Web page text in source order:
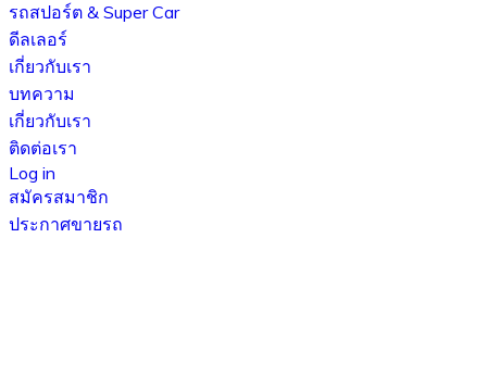
รถสปอร์ต & Super Car
ดีลเลอร์
เกี่ยวกับเรา
บทความ
เกี่ยวกับเรา
ติดต่อเรา
Log in
สมัครสมาชิก
ประกาศขายรถ